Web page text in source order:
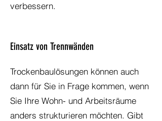
verbessern.
Einsatz von Trennwänden
Trockenbaulösungen können auch
dann für Sie in Frage kommen, wenn
Sie Ihre Wohn- und Arbeitsräume
anders strukturieren möchten. Gibt